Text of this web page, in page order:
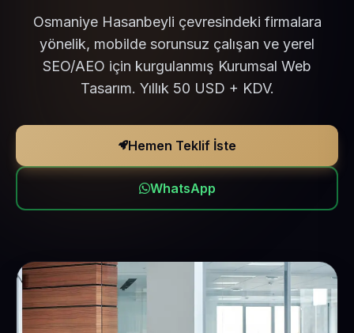
Osmaniye Hasanbeyli çevresindeki firmalara
yönelik, mobilde sorunsuz çalışan ve yerel
SEO/AEO için kurgulanmış Kurumsal Web
Tasarım. Yıllık 50 USD + KDV.
Hemen Teklif İste
WhatsApp